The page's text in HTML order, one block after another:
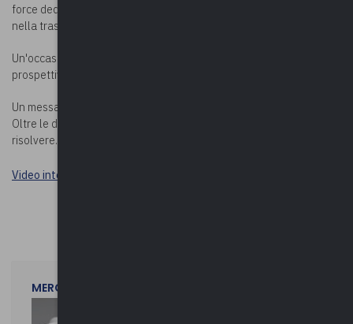
force dedicata all'accompagnamento dei piccoli e medi comuni
nella trasformazione digitale.
Un'occasione per conoscere meglio il lavoro dell'associazione e le
prospettive future per la pubblica amministrazione locale.
Un messaggio chiaro ai Sindaci: "Trovarci più spesso, confrontarci.
Oltre le divisioni politiche, abbiamo tutti gli stessi problemi da
risolvere."
Video integrale sul canale YouTube di VareseNews
MERCOLEDì 29 LUGLIO 2026